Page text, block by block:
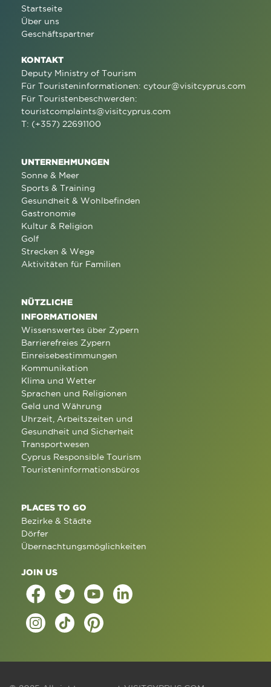
Startseite
Über uns
Geschäftspartner
KONTAKT
Deputy Ministry of Tourism
Für Touristeninformationen: cytour@visitcyprus.com
Für Touristenbeschwerden:
touristcomplaints@visitcyprus.com
T: (+357) 22691100
UNTERNEHMUNGEN
Sonne & Meer
Sports & Training
Gesundheit & Wohlbefinden
Gastronomie
Kultur & Religion
Golf
Strecken & Wege
Aktivitäten für Familien
NÜTZLICHE
INFORMATIONEN
Wissenswertes über Zypern
Barrierefreies Zypern
Einreisebestimmungen
Kommunikation
Klima und Wetter
Sprachen und Religionen
Geld und Währung
Uhrzeit, Arbeitszeiten und
Gesundheit und Sicherheit
Transportwesen
Cyprus Responsible Tourism
Touristeninformationsbüros
PLACES TO GO
Bezirke & Städte
Dörfer
Übernachtungsmöglichkeiten
JOIN US